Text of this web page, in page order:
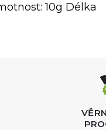
10g Délka